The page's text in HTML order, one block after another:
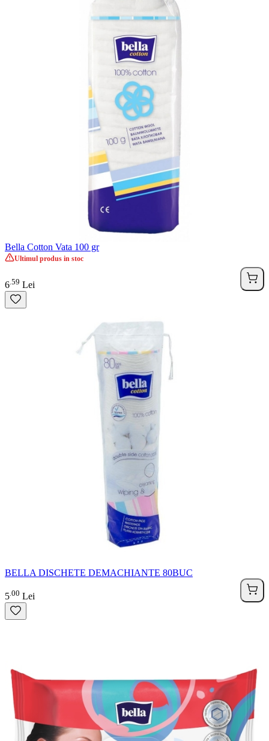
Bella Cotton Vata 100 gr
Ultimul produs in stoc
6 59 Lei
BELLA DISCHETE DEMACHIANTE 80BUC
5 00 Lei